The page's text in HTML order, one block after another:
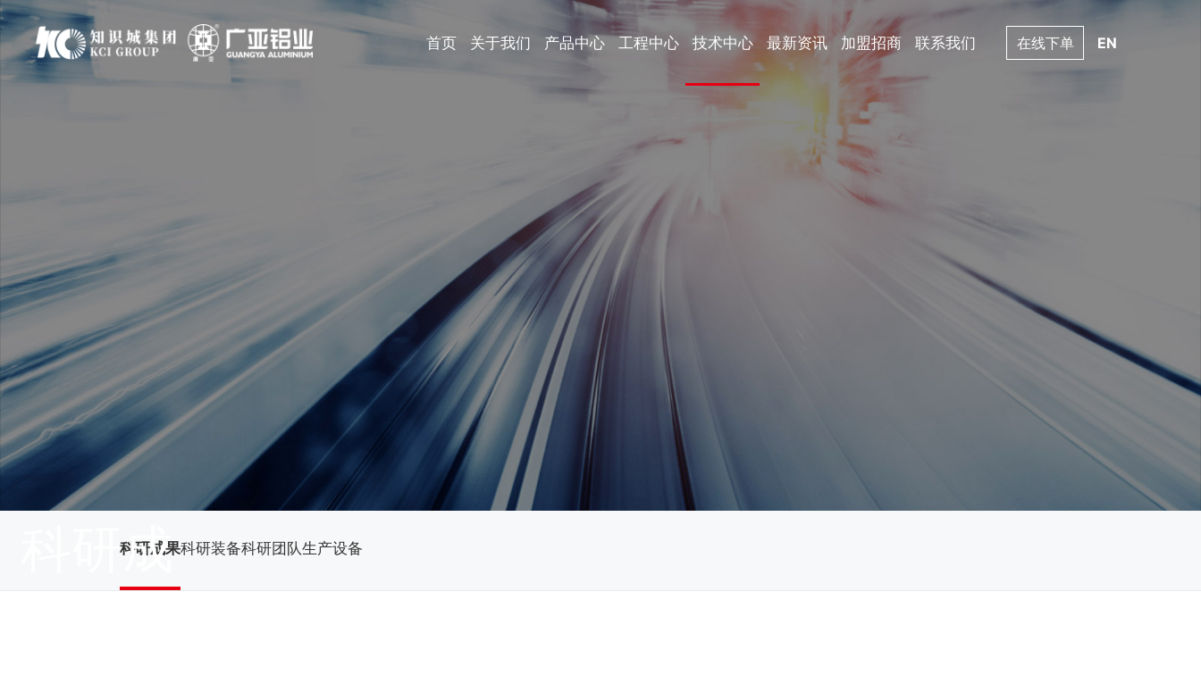
首页 关于我们 产品中心 工程中心 技术中心 最新资讯 加盟招商 联系我们 在线下单 EN
科研成
科研成果科研装备科研团队生产设备